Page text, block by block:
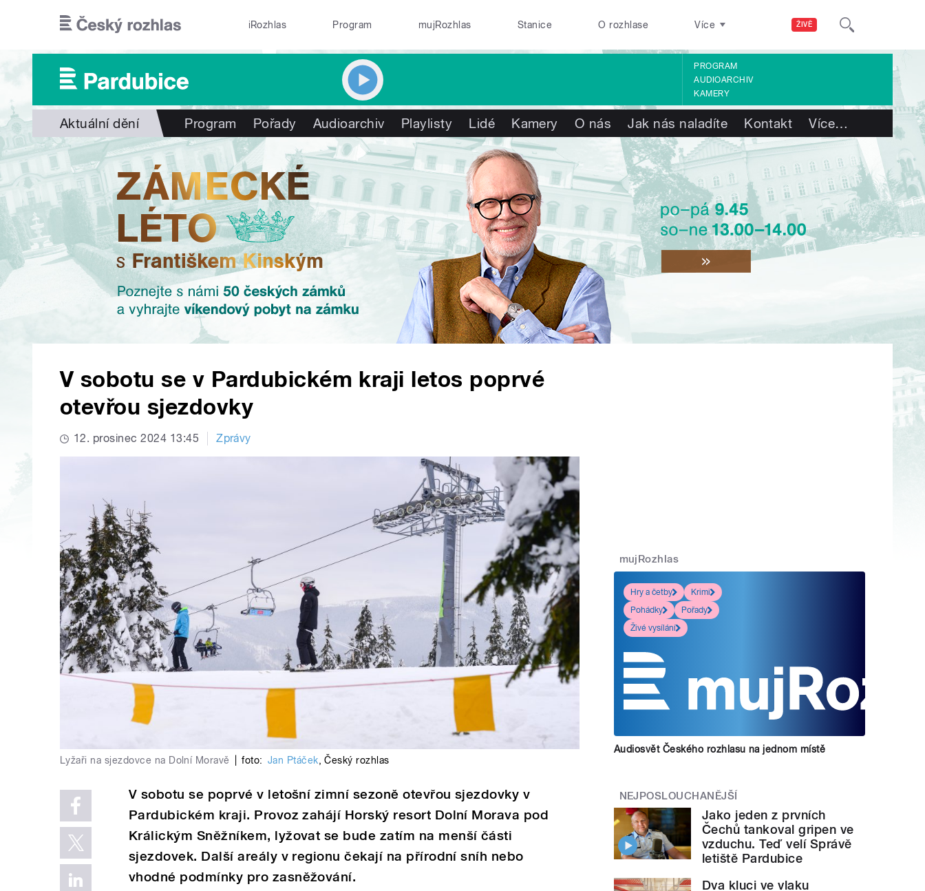
ŽIVĚ
iRozhlas Program mujRozhlas Stanice O rozhlase Více
PROGRAM
AUDIOARCHIV
KAMERY
Aktuální dění Program Pořady Audioarchiv Playlisty Lidé Kamery O nás Jak nás naladíte Kontakt Více…
V sobotu se v Pardubickém kraji letos poprvé
otevřou sjezdovky
12. prosinec 2024 13:45 Zprávy
Lyžaři na sjezdovce na Dolní Moravě foto: Jan Ptáček,Český rozhlas
V sobotu se poprvé v letošní zimní sezoně otevřou sjezdovky v
Pardubickém kraji. Provoz zahájí Horský resort Dolní Morava pod
Králickým Sněžníkem, lyžovat se bude zatím na menší části
sjezdovek. Další areály v regionu čekají na přírodní sníh nebo
vhodné podmínky pro zasněžování.
mujRozhlas
Hry a četby
Krimi
Pohádky
Pořady
Živé vysílání
Audiosvět Českého rozhlasu na jednom místě
NEJPOSLOUCHANĚJŠÍ
Jako jeden z prvních
Čechů tankoval gripen ve
vzduchu. Teď velí Správě
letiště Pardubice
Dva kluci ve vlaku